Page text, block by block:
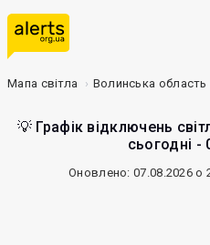
Мапа світла Волинська область
💡 Графік відключень
сьогодні -
Оновлено: 07.08.2026 о